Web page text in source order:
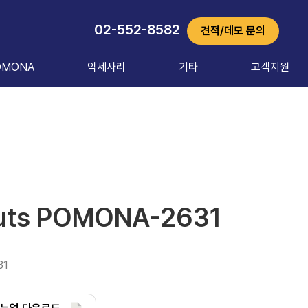
02-552-8582 견적/데모 문의
악세사리 기타 고객지원
POMONA-2631